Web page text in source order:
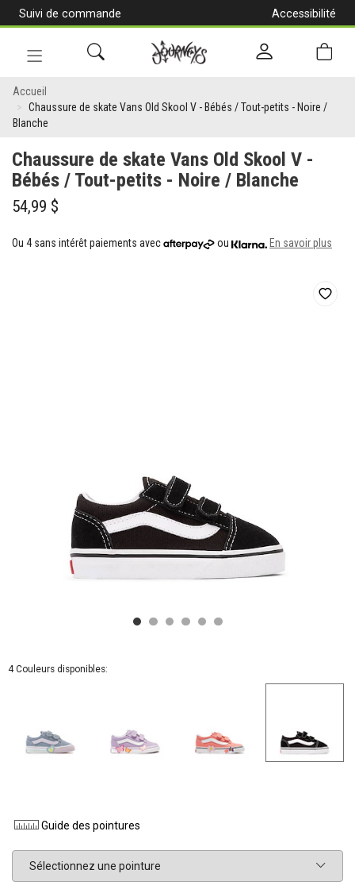
Suivi de commande
Accessibilité
en
alternance
Chaussure
de
skate
Vans
Old
Accueil
Chaussure de skate Vans Old Skool V - Bébés / Tout-petits - Noire /
Blanche
Chaussure de skate Vans Old Skool V -
Bébés / Tout-petits - Noire / Blanche
54,99 $
Ou 4 sans intérêt paiements avec ou En savoir plus
4 Couleurs disponibles:
Guide des pointures